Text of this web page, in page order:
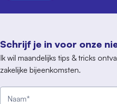
Schrijf je in voor onze
Ik wil maandelijks tips & tricks
zakelijke bijeenkomsten.